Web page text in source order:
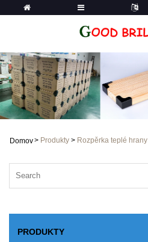
Domov> Produkty > Rozpěrka teplé hrany
PRODUKTY